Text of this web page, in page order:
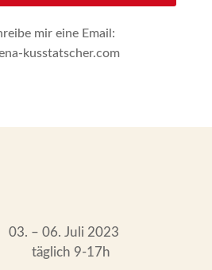
mir eine Email:
kusstatscher.com
​03. – 06. ​Juli 2023
9-17h